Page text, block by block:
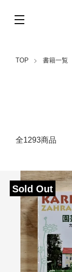
TOP 書籍一覧
全1293商品
Sold Out